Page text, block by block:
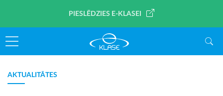
PIESLĒDZIES E-KLASEI
AKTUALITĀTES